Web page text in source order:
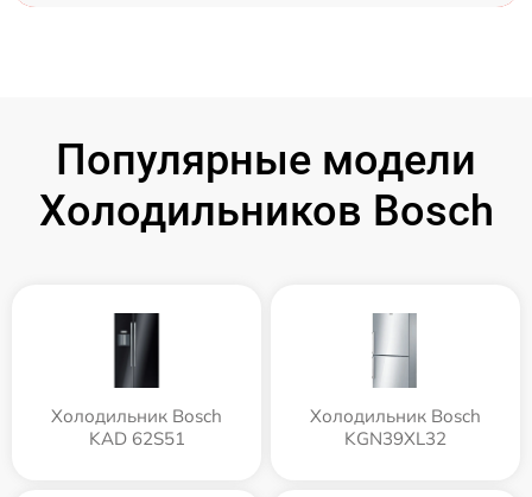
Популярные модели
Холодильников Bosch
Холодильник Bosch
KAD 62S51
Холодильник Bosch
KGN39XL32